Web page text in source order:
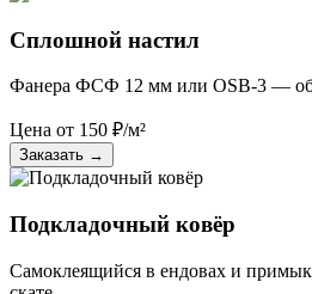
Сплошной настил
Фанера ФСФ 12 мм или OSB-3 —
Цена от 150 ₽/м²
Заказать →
Подкладочный ковёр
Самоклеящийся в ендовах и